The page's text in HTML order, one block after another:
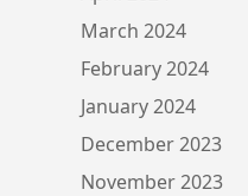
March 2024
February 2024
January 2024
December 2023
November 2023